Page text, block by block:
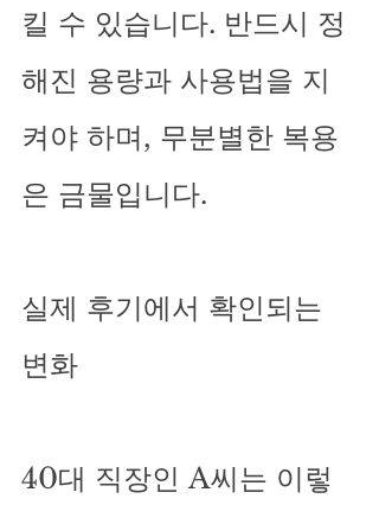
킬 수 있습니다. 반드시 정
해진 용량과 사용법을 지
켜야 하며, 무분별한 복용
은 금물입니다.
실제 후기에서 확인되는
변화
40대 직장인 A씨는 이렇